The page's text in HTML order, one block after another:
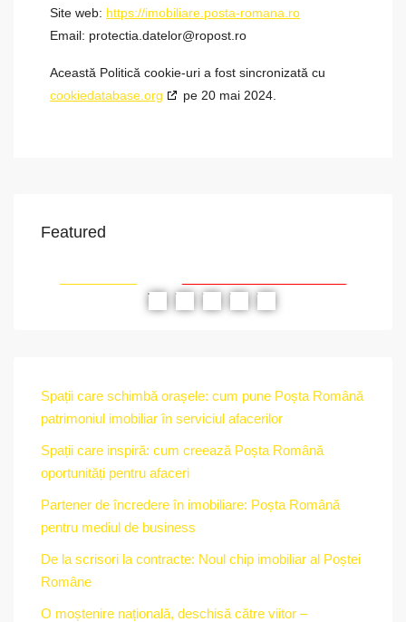
Site web: https://imobiliare.posta-romana.ro
Email: protectia.datelor@ropost.ro
Această Politică cookie-uri a fost sincronizată cu
cookiedatabase.org
pe 20 mai 2024.
Featured
PROPRIETATEA A FOST ÎNCHIRIATĂ
Spații care schimbă orașele: cum pune Poșta Română
patrimoniul imobiliar în serviciul afacerilor
Spații care inspiră: cum creează Poșta Română
oportunități pentru afaceri
Partener de încredere în imobiliare: Poșta Română
pentru mediul de business
De la scrisori la contracte: Noul chip imobiliar al Poștei
Române
O moștenire națională, deschisă către viitor –